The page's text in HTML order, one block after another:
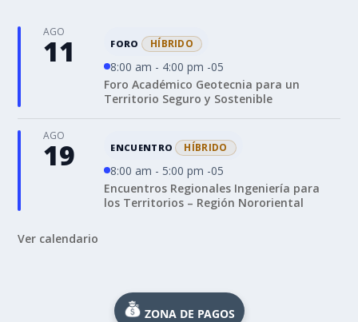
AGO
11 FORO HÍBRIDO
8:00 am - 4:00 pm -05
Foro Académico Geotecnia para un
Territorio Seguro y Sostenible
AGO
19 ENCUENTRO HÍBRIDO
8:00 am - 5:00 pm -05
Encuentros Regionales Ingeniería para
los Territorios – Región Nororiental
Ver calendario
ZONA DE PAGOS